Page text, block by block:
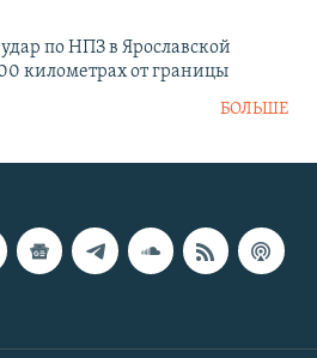
по НПЗ в Ярославской
километрах от границы
БОЛЬШЕ